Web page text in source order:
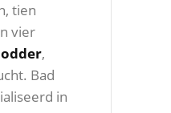
tien
vier
,
Bad
in